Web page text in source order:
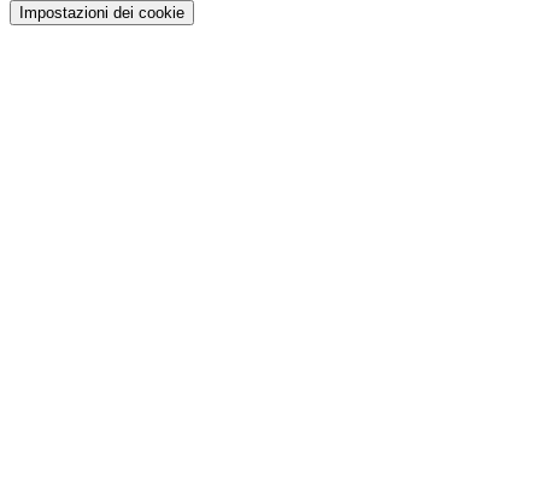
Impostazioni dei cookie